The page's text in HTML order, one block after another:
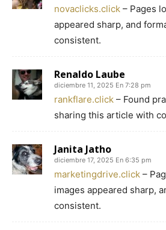
novaclicks.click – Pages
appeared sharp, and
consistent.
Renaldo Laube
diciembre 11, 2025 En 7:28 pm
rankflare.click – Found
sharing this article with
Janita Jatho
diciembre 17, 2025 En 6:35 pm
marketingdrive.click –
images appeared sharp,
consistent.